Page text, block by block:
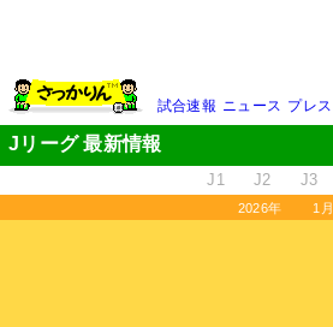
試合速報 ニュース プレ
Jリーグ 最新情報
J1 J2 J3
2026年 1月